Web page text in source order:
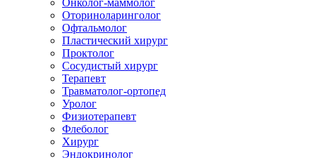
Онколог-маммолог
Оториноларинголог
Офтальмолог
Пластический хирург
Проктолог
Сосудистый хирург
Терапевт
Травматолог-ортопед
Уролог
Физиотерапевт
Флеболог
Хирург
Эндокринолог